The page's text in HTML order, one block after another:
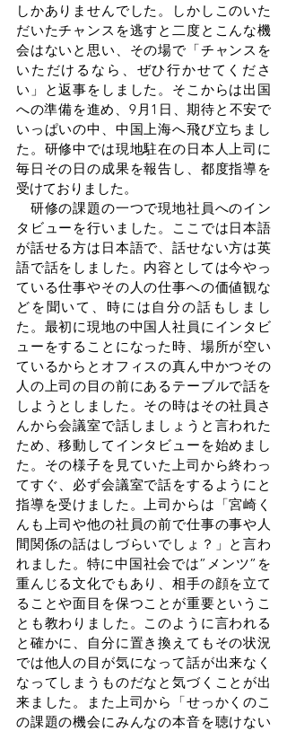
しかありませんでした。しかしこのいた
だいたチャンスを逃すと二度とこんな機
会はないと思い、その場で「チャンスを
いただけるなら、ぜひ行かせてくださ
い」と返事をしました。そこからは出国
への準備を進め、9月1日、期待と不安で
いっぱいの中、中国上海へ飛び立ちまし
た。研修中では現地駐在の日本人上司に
毎日その日の成果を報告し、都度指導を
受けておりました。
研修の課題の一つで現地社員へのイン
タビューを行いました。ここでは日本語
が話せる方は日本語で、話せない方は英
語で話をしました。内容としては今やっ
ている仕事やその人の仕事への価値観な
どを聞いて、時には自分の話もしまし
た。最初に現地の中国人社員にインタビ
ューをすることになった時、場所が空い
ているからとオフィスの真ん中かつその
人の上司の目の前にあるテーブルで話を
しようとしました。その時はその社員さ
んから会議室で話しましょうと言われた
ため、移動してインタビューを始めまし
た。その様子を見ていた上司から終わっ
てすぐ、必ず会議室で話をするようにと
指導を受けました。上司からは「宮崎く
んも上司や他の社員の前で仕事の事や人
間関係の話はしづらいでしょ？」と言わ
れました。特に中国社会では”メンツ”を
重んじる文化でもあり、相手の顔を立て
ることや面目を保つことが重要というこ
とも教わりました。このように言われる
と確かに、自分に置き換えてもその状況
では他人の目が気になって話が出来なく
なってしまうものだなと気づくことが出
来ました。また上司から「せっかくのこ
の課題の機会にみんなの本音を聴けない